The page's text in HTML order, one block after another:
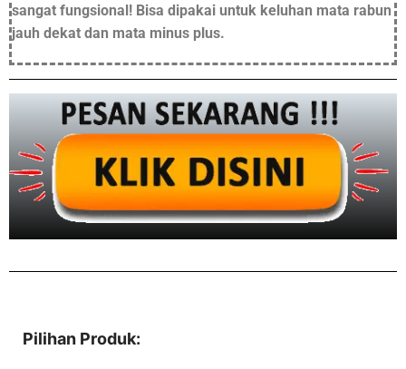
sangat fungsional! Bisa dipakai untuk keluhan mata rabun
jauh dekat dan mata minus plus.
Pilihan Produk: